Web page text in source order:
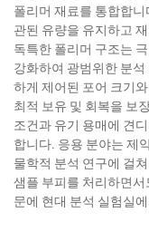
폴리머 재료를 통합합
관된 유량을 유지하고
독특한 폴리머 구조는
강화하여 광범위한 분
하게 제어된 포어 크기
최적 보유 및 회복을 보
조건과 유기 용매에 견
합니다. 응용 분야는 제
물학적 분석 연구에 걸
샘플 부피를 처리하면서
문에 현대 분석 실험실